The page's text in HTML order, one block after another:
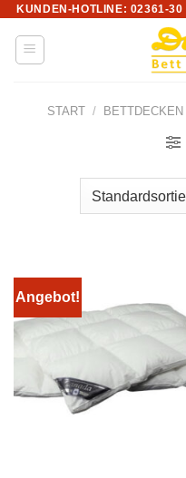
Zum
Inhalt
springen
KUNDEN-HOTLINE: 02361-30
START /
Angebot!